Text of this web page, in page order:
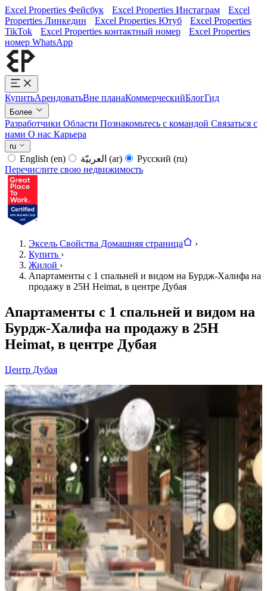
Excel Properties Фейсбук Excel Properties Инстаграм
Excel
Properties Линкедин
Excel Properties Ютуб
Excel Properties
TikTok
Excel Properties контактный номер
Excel Properties
номер WhatsApp
КупитьАрендоватьВне планаКоммерческийБлогГид
Более
Разработчики Области Познакомьтесь с командой Связаться с
нами О нас Карьера
ru
English (en) (ar) Русский (ru)
Перечислите свою недвижимость
Эксель Свойства Домашняя страница
›
Купить ›
Жилой ›
Апартаменты с 1 спальней и видом на Бурдж-Халифа на
продажу в 25H Heimat, в центре Дубая
Апартаменты с 1 спальней и видом на
Бурдж-Халифа на продажу в 25H
Heimat, в центре Дубая
Центр Дубая